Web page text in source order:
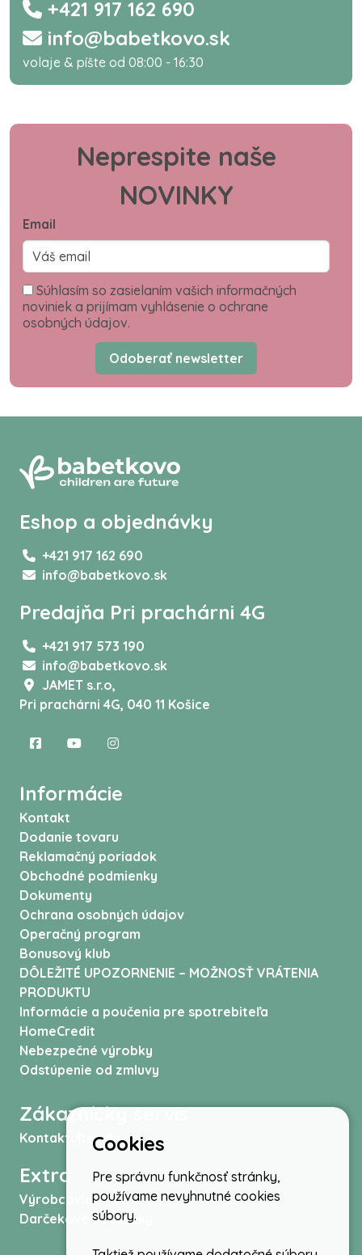
+421 917 162 690
info@babetkovo.sk
volaje & píšte od 08:00 - 16:30
Neprespite naše
NOVINKY
Email
Súhlasím so zasielaním vašich informačných
noviniek a prijímam vyhlásenie o ochrane
osobných údajov.
Odoberať newsletter
Eshop a objednávky
+421 917 162 690
info@babetkovo.sk
Predajňa Pri prachárni 4G
+421 917 573 190
info@babetkovo.sk
JAMET s.r.o,
Pri prachárni 4G, 040 11 Košice
Informácie
Kontakt
Dodanie tovaru
Reklamačný poriadok
Obchodné podmienky
Dokumenty
Ochrana osobných údajov
Operačný program
Bonusový klub
DÔLEŽITÉ UPOZORNENIE – MOŽNOSŤ VRÁTENIA
PRODUKTU
Informácie a poučenia pre spotrebiteľa
HomeCredit
Nebezpečné výrobky
Odstúpenie od zmluvy
Zákaznícky servis
Kontaktujte nás
Extra
Výrobcovia
Darčekové poukážky
Cookies
Pre správnu funkčnosť stránky,
používame nevyhnutné cookies
súbory.